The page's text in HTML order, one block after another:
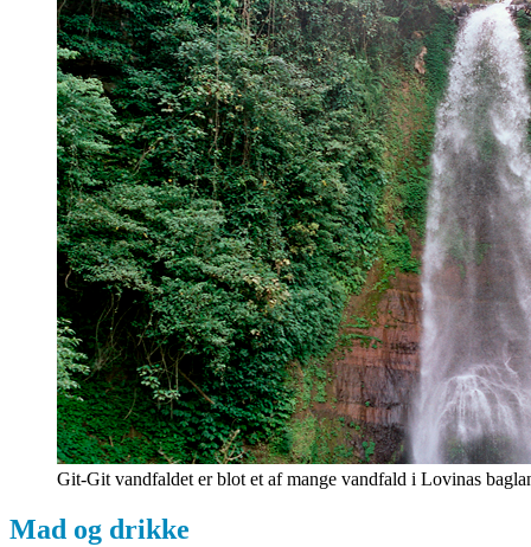
Git-Git vandfaldet er blot et af mange vandfald i Lovinas
Mad og drikke